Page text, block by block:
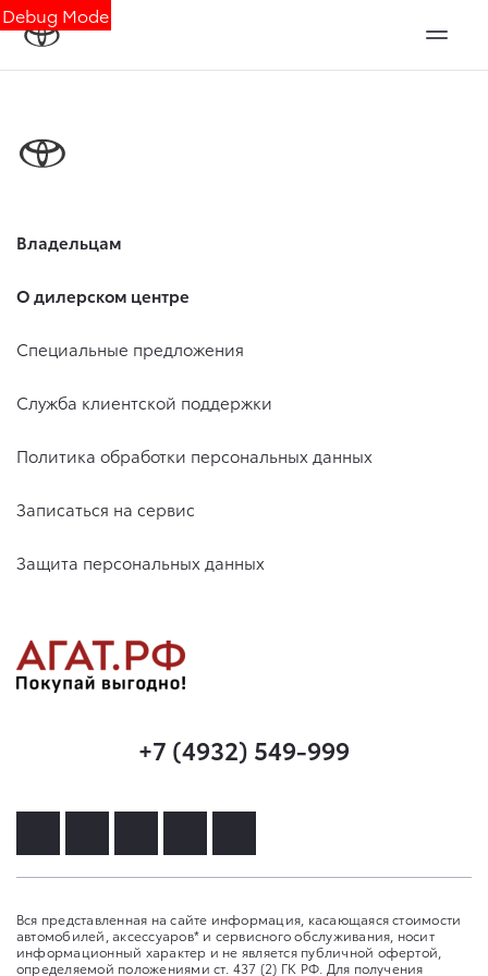
Debug Mode
Владельцам
О дилерском центре
Специальные предложения
Служба клиентской поддержки
Политика обработки персональных данных
Записаться на сервис
Защита персональных данных
+7 (4932) 549-999
Вся представленная на сайте информация, касающаяся стоимости
автомобилей, аксессуаров* и сервисного обслуживания, носит
информационный характер и не является публичной офертой,
определяемой положениями ст. 437 (2) ГК РФ. Для получения